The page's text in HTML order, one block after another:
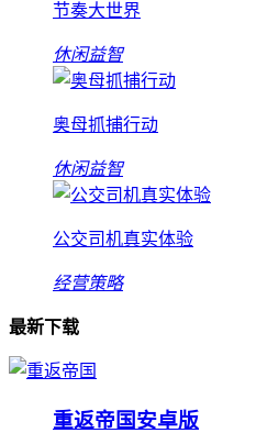
节奏大世界
休闲益智
奥母抓捕行动
休闲益智
公交司机真实体验
经营策略
最新下载
重返帝国安卓版